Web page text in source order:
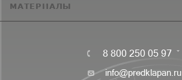
МАТЕРИАЛЫ
8 800 250 05 97
info@predklapan.ru